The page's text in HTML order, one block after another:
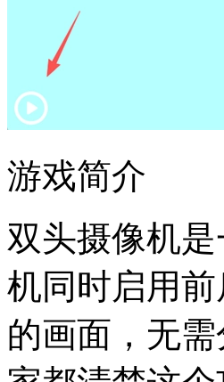
游戏简介
双头摄像机
机同时启用
的画面，无